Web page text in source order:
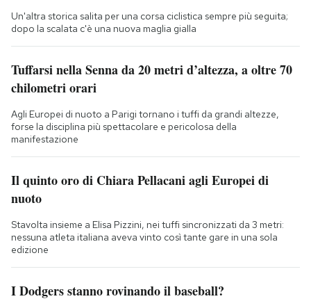
Un'altra storica salita per una corsa ciclistica sempre più seguita;
dopo la scalata c'è una nuova maglia gialla
Tuffarsi nella Senna da 20 metri d’altezza, a oltre 70
chilometri orari
Agli Europei di nuoto a Parigi tornano i tuffi da grandi altezze,
forse la disciplina più spettacolare e pericolosa della
manifestazione
Il quinto oro di Chiara Pellacani agli Europei di
nuoto
Stavolta insieme a Elisa Pizzini, nei tuffi sincronizzati da 3 metri:
nessuna atleta italiana aveva vinto così tante gare in una sola
edizione
I Dodgers stanno rovinando il baseball?